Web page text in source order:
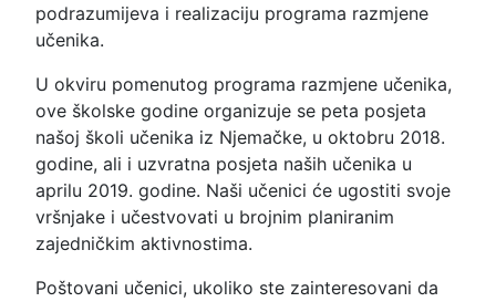
podrazumijeva i realizaciju programa razmjene
učenika.
U okviru pomenutog programa razmjene učenika,
ove školske godine organizuje se peta posjeta
našoj školi učenika iz Njemačke, u oktobru 2018.
godine, ali i uzvratna posjeta naših učenika u
aprilu 2019. godine. Naši učenici će ugostiti svoje
vršnjake i učestvovati u brojnim planiranim
zajedničkim aktivnostima.
Poštovani učenici, ukoliko ste zainteresovani da